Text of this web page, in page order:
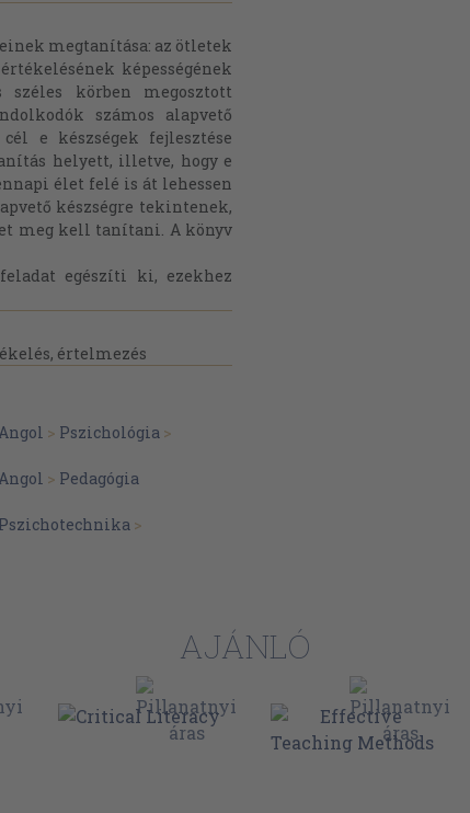
megtanítása: az ötletek
képességének
körben megosztott
számos alapvető
e készségek fejlesztése
helyett, illetve, hogy e
élet felé is át lehessen
készségre tekintenek,
meg kell tanítani. A könyv
egészíti ki, ezekhez
értelmezés
> Pszichológia >
> Pedagógia
Pszichotechnika >
AJÁNLÓ